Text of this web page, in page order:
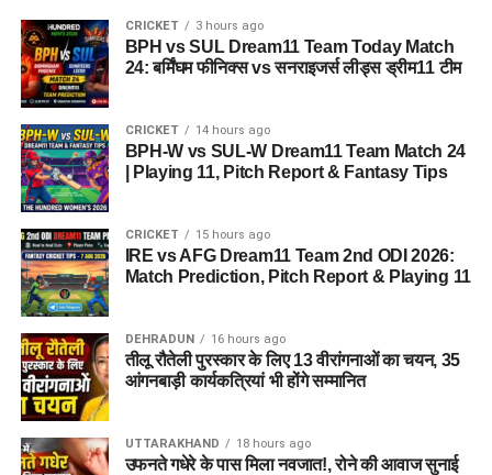
CRICKET 3 hours ago
BPH vs SUL Dream11 Team Today Match
24: बर्मिंघम फीनिक्स vs सनराइजर्स लीड्स ड्रीम11 टीम
CRICKET 14 hours ago
BPH-W vs SUL-W Dream11 Team Match 24
| Playing 11, Pitch Report & Fantasy Tips
CRICKET 15 hours ago
IRE vs AFG Dream11 Team 2nd ODI 2026:
Match Prediction, Pitch Report & Playing 11
DEHRADUN 16 hours ago
तीलू रौतेली पुरस्कार के लिए 13 वीरांगनाओं का चयन, 35
आंगनबाड़ी कार्यकत्रियां भी होंगे सम्मानित
UTTARAKHAND 18 hours ago
उफनते गधेरे के पास मिला नवजात!, रोने की आवाज सुनाई